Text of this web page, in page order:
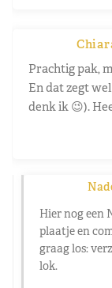
Prachtig pak,
En dat zegt
denk ik 😉).
Hier nog een
plaatje en
graag los:
lok.